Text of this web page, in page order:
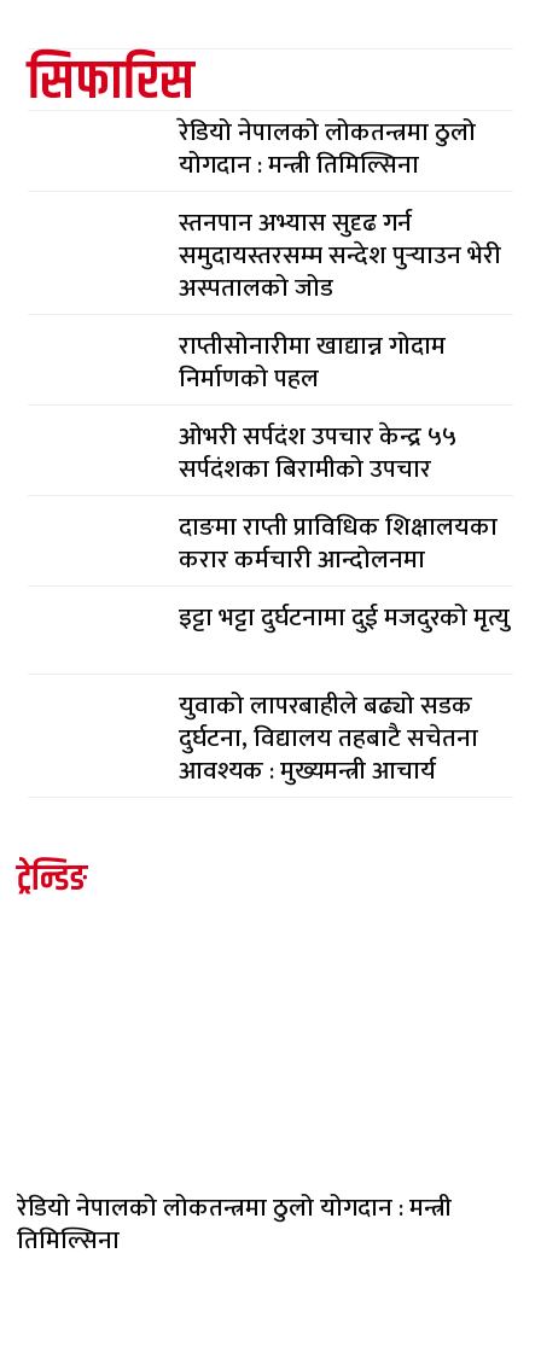
सिफारिस
रेडियो नेपालको लोकतन्त्रमा ठुलो
योगदान : मन्त्री तिमिल्सिना
स्तनपान अभ्यास सुदृढ गर्न
समुदायस्तरसम्म सन्देश पुर्‍याउन भेरी
अस्पतालको जोड
राप्तीसोनारीमा खाद्यान्न गोदाम
निर्माणको पहल
ओभरी सर्पदंश उपचार केन्द्र ५५
सर्पदंशका बिरामीको उपचार
दाङमा राप्ती प्राविधिक शिक्षालयका
करार कर्मचारी आन्दोलनमा
इट्टा भट्टा दुर्घटनामा दुई मजदुरको मृत्यु
युवाको लापरबाहीले बढ्यो सडक
दुर्घटना, विद्यालय तहबाटै सचेतना
आवश्यक : मुख्यमन्त्री आचार्य
ट्रेन्डिङ
रेडियो नेपालको लोकतन्त्रमा ठुलो योगदान : मन्त्री
तिमिल्सिना